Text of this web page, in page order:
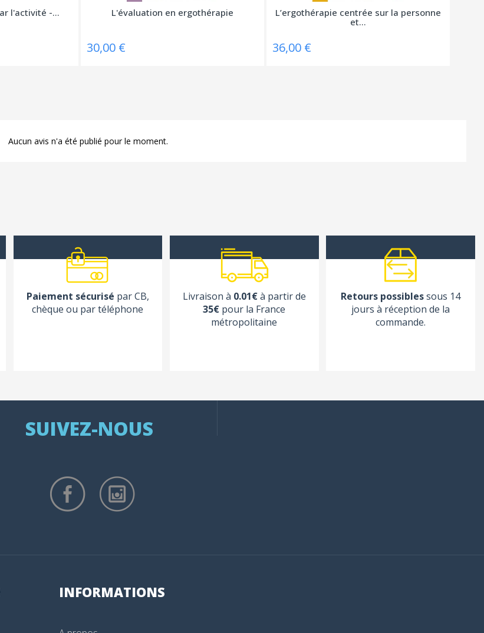
l'activité -... L'évaluation en ergothérapie
30,00 €
L’ergothérapie centrée sur la personne
et...
36,00 €
Aucun avis n'a été publié pour le moment.
Paiement sécurisé par CB,
chèque ou par téléphone
Livraison à 0.01€à partir de
35€ pour la France
métropolitaine
Retours possiblessous 14
jours à réception de la
commande.
SUIVEZ-NOUS
INFORMATIONS